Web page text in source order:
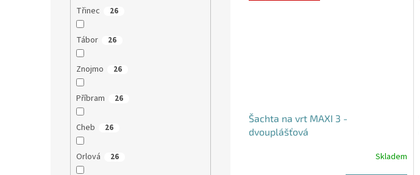
Třinec 26
Tábor 26
Znojmo 26
Příbram 26
Cheb 26
Orlová 26
Šachta na vrt MAXI 3 -
dvouplášťová
Skladem